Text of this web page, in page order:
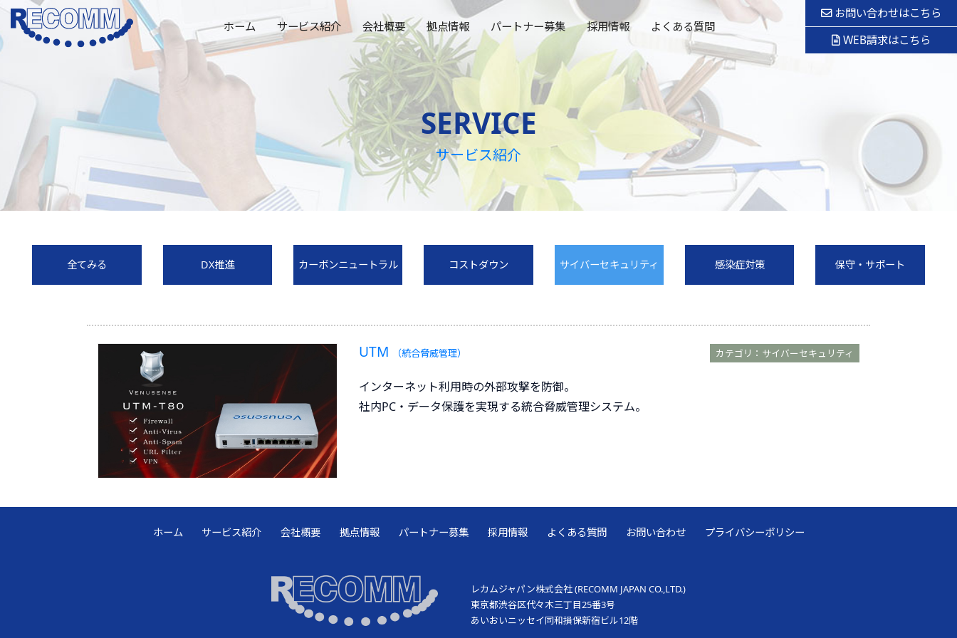
ホーム サービス紹介 会社概要 拠点情報 パートナー募集 採用情報 よくある質問
お問い合わせはこちら
WEB請求はこちら
SERVICE
サービス紹介
全てみる DX推進 カーボンニュートラル コストダウン サイバーセキュリティ 感染症対策 保守・サポート
UTM （統合脅威管理） カテゴリ：サイバーセキュリティ
インターネット利用時の外部攻撃を防御。
社内PC・データ保護を実現する統合脅威管理システム。
ホーム サービス紹介 会社概要 拠点情報 パートナー募集 採用情報 よくある質問 お問い合わせ プライバシーポリシー
レカムジャパン株式会社 (RECOMM JAPAN CO.,LTD.)
東京都渋谷区代々木三丁目25番3号
あいおいニッセイ同和損保新宿ビル12階